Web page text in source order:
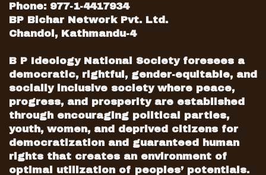
Phone: 977-1-4417934
BP Bichar Network Pvt. Ltd.
Chandol, Kathmandu-4
B P Ideology National Society foresees a
democratic, rightful, gender-equitable, and
socially inclusive society where peace,
progress, and prosperity are established
through encouraging political parties,
youth, women, and deprived citizens for
democratization and guaranteed human
rights that creates an environment of
optimal utilization of peoples’ potentials.